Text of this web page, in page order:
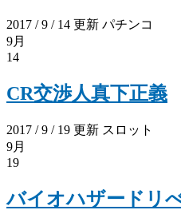
2017 / 9 / 14 更新 パチンコ
9月
14
CR交渉人真下正義
2017 / 9 / 19 更新 スロット
9月
19
バイオハザードリ